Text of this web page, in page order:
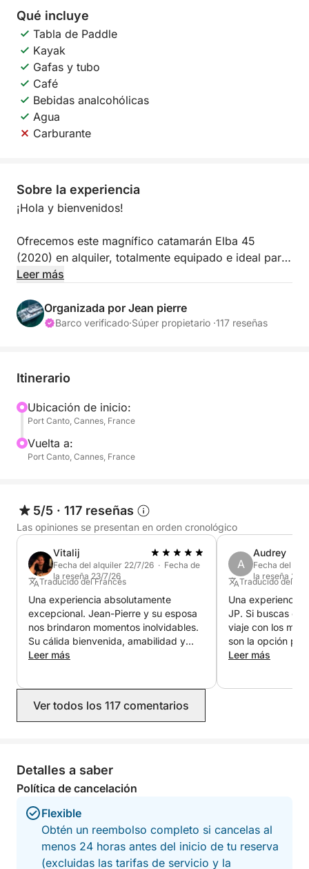
Qué incluye
Tabla de Paddle
Kayak
Gafas y tubo
Café
Bebidas analcohólicas
Agua
Carburante
Sobre la experiencia
¡Hola y bienvenidos!
Ofrecemos este magnífico catamarán Elba 45
(2020) en alquiler, totalmente equipado e ideal para
una excursión de un día o una salida nocturna.
Embárquese con su patrón profesional para vivir
una experiencia única en el mar: navegación,
recónditas de aguas cristalinas.
El barco está equipado con numerosas
comodidades para que disfrute al máximo de su día:
3 tablas de paddle surf, 1 kayak doble, máscaras y
tubos de snorkel, así como una lancha auxiliar para
Para una experiencia aún más completa, también
podemos ofrecer servicios adicionales bajo
petición, como catering.
No dude en contactarnos a través de la mensajería
de Click&Boat para obtener más información o para
organizar su viaje personalizado.
Esperamos darle la bienvenida a bordo,
Stephane y Jean-Pierre
Leer más
Organizada por Jean pierre
Barco verificado·Súper propietario ·117 reseñas
Itinerario
Ubicación de inicio:
Port Canto, Cannes, France
Vuelta a:
Port Canto, Cannes, France
5/5 · 117 reseñas
Las opiniones se presentan en orden cronológico
Vitalij
Fecha del alquiler 22/7/26 · Fecha de
la reseña 23/7/26
Traducido del Francés
Una experiencia absolutamente
excepcional. Jean-Pierre y su esposa
nos brindaron momentos inolvidables.
Su cálida bienvenida, amabilidad y
atención nos hicieron sentir como
fuegos artificiales vistos desde el
barco fueron simplemente mágicos.
¡Volveremos con mucho gusto y
recomendamos esta experiencia sin
reservas!
Leer más
A
Audrey
Fecha del
la reseña 20/
Traducido del
Una experiencia
JP. Si buscas el día más mágico de tu
viaje con los
son la opción
GRACIAS!
Leer más
Ver todos los 117 comentarios
Detalles a saber
Política de cancelación
Flexible
Obtén un reembolso completo si cancelas al
menos 24 horas antes del inicio de tu reserva
(excluidas las tarifas de servicio y la